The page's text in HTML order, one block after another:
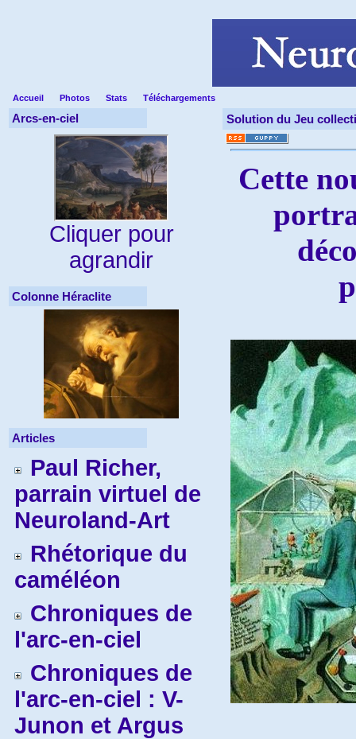
Accueil Photos Stats Téléchargements
Arcs-en-ciel
Cliquer pour
agrandir
Colonne Héraclite
Articles
Paul Richer,
parrain virtuel de
Neuroland-Art
Rhétorique du
caméléon
Chroniques de
l'arc-en-ciel
Chroniques de
l'arc-en-ciel : V-
Junon et Argus
Solution du Jeu
Cette